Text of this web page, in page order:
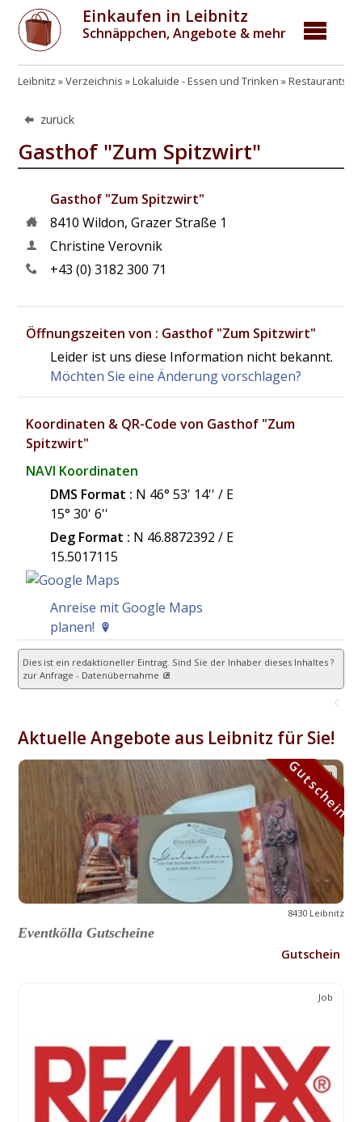
Einkaufen in Leibnitz
Schnäppchen, Angebote & mehr
Leibnitz Verzeichnis Lokaluide - Essen und Trinken Restaurants,
zurück
Gasthof "Zum Spitzwirt"
Gasthof "Zum Spitzwirt"
8410 Wildon,Grazer Straße 1
Christine Verovnik
+43 (0) 3182 300 71
Öffnungszeiten von : Gasthof "Zum Spitzwirt"
Leider ist uns diese Information nicht bekannt.
Möchten Sie eine Änderung vorschlagen?
Koordinaten & QR-Code von Gasthof "Zum
Spitzwirt"
NAVI Koordinaten
DMS Format : N 46° 53' 14'' / E
15° 30' 6''
Deg Format : N 46.8872392 / E
15.5017115
Anreise mit Google Maps
planen!
Dies ist ein redaktioneller Eintrag. Sind Sie der Inhaber dieses Inhaltes ?
zur Anfrage - Datenübernahme
C
Aktuelle Angebote aus Leibnitz für Sie!
Gutschein
8430 Leibnitz
Eventkölla Gutscheine
Gutschein
Gutschein
Job